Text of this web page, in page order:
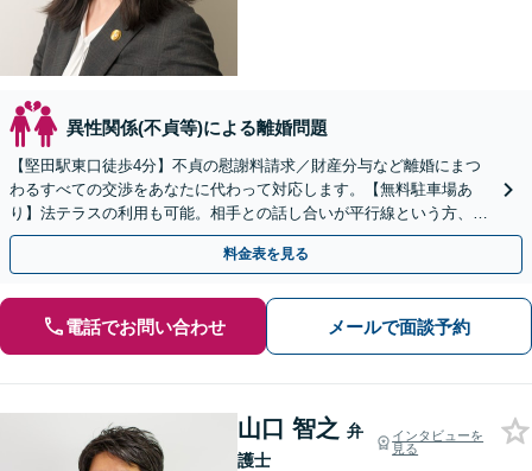
異性関係(不貞等)による離婚問題
【堅田駅東口徒歩4分】不貞の慰謝料請求／財産分与など離婚にまつ
わるすべての交渉をあなたに代わって対応します。【無料駐車場あ
り】法テラスの利用も可能。相手との話し合いが平行線という方、一
度ご相談ください。
料金表を見る
電話でお問い合わせ メールで面談予約
山口 智之 弁
護士
インタビューを
見る